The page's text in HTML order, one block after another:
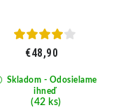
Skladom - Odosielame
ihneď
(42 ks)
€48,90